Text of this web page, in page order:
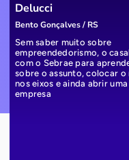
Delucci
Bento Gonçalves / RS
Sem saber muito sobre
empreendedorismo, o
com o Sebrae para
sobre o assunto, colocar o
nos eixos e ainda abrir
empresa